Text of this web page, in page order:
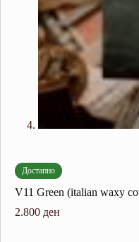
Достапно
V11 Green (italian waxy
2.800 ден